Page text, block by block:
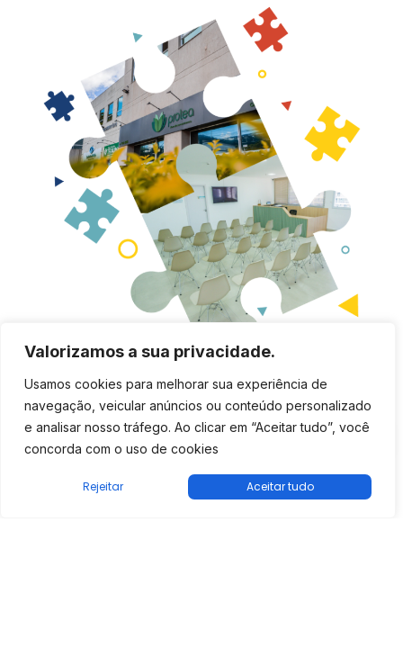
Valorizamos a sua privacidade.
Usamos cookies para melhorar sua experiência de
navegação, veicular anúncios ou conteúdo personalizado
e analisar nosso tráfego. Ao clicar em “Aceitar tudo”, você
concorda com o uso de cookies
Rejeitar Aceitar tudo
Nossas Unidades
Espaços amplos e modernos para estimular o
desenvolvimento neurológico infantil nas cidades de
Vitória,Vila Velha,Cariacica, Cachoeiro de Itapemirim,